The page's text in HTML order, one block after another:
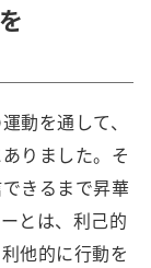
動を通して、
りました。そ
きるまで昇華
とは、利己的
他的に行動を